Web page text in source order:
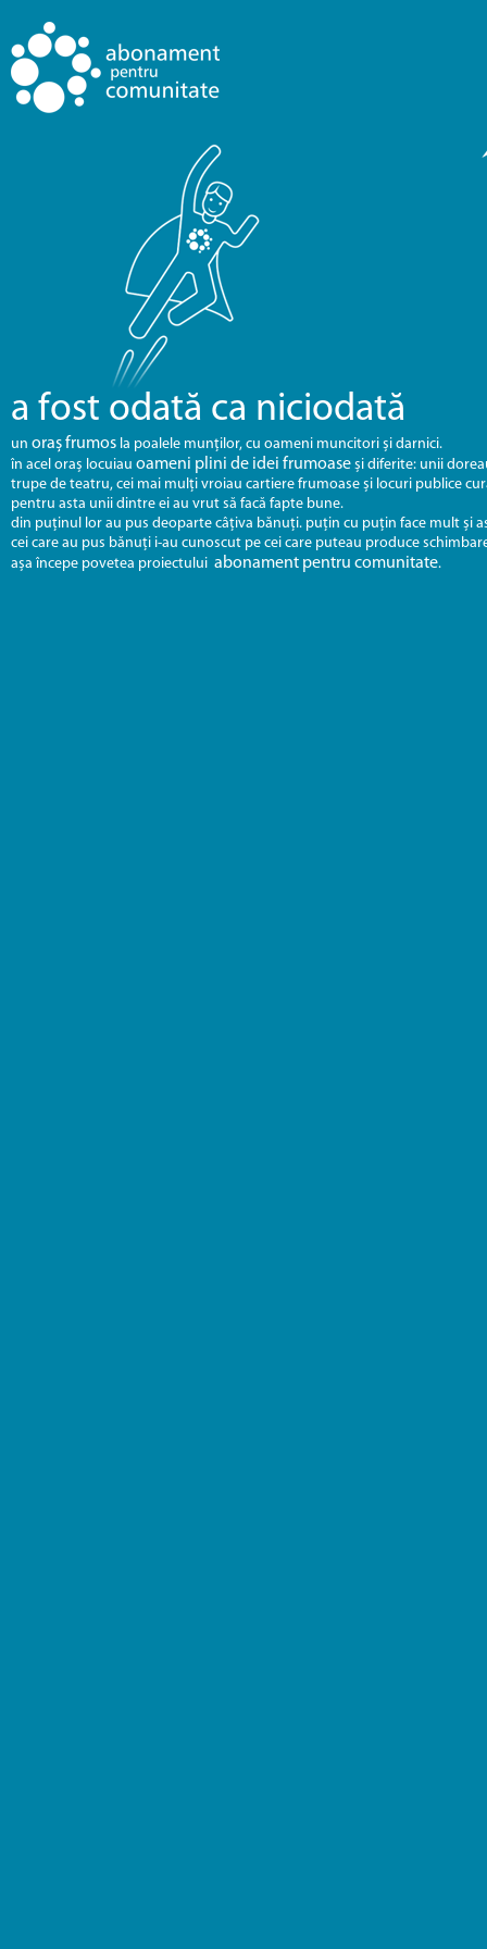
a fost odată ca niciodată
un oraș frumos la poalele munților, cu oameni muncitori și darnici.
în acel oraș locuiau oameni plini de idei frumoase și diferite: unii
trupe de teatru, cei mai mulți vroiau cartiere frumoase și locuri publice
pentru asta unii dintre ei au vrut să facă fapte bune.
din puținul lor au pus deoparte câțiva bănuți. puțin cu puțin face mult și
cei care au pus bănuți i-au cunoscut pe cei care puteau produce
așa începe povetea proiectului abonament pentru comunitate.